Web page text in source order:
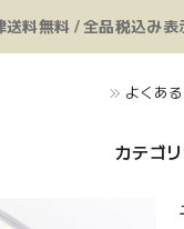
料無料 / 全品税込み表
よくあ
カテゴ